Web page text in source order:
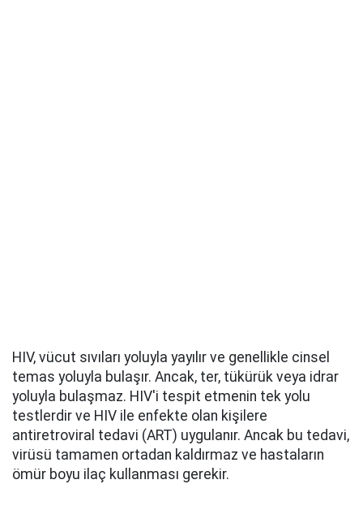
HIV, vücut sıvıları yoluyla yayılır ve genellikle cinsel
temas yoluyla bulaşır. Ancak, ter, tükürük veya idrar
yoluyla bulaşmaz. HIV'i tespit etmenin tek yolu
testlerdir ve HIV ile enfekte olan kişilere
antiretroviral tedavi (ART) uygulanır. Ancak bu tedavi,
virüsü tamamen ortadan kaldırmaz ve hastaların
ömür boyu ilaç kullanması gerekir.